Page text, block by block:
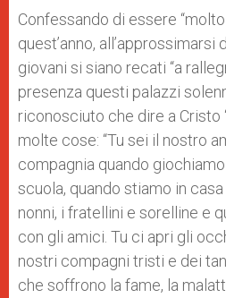
Confessando di essere
quest’anno, all’approssimarsi
giovani si siano recati “a
presenza questi palazzi
riconosciuto che dire a Cristo
molte cose: “Tu sei il nostro
compagnia quando
scuola, quando stiamo in
nonni, i fratellini e sorelline e
con gli amici. Tu ci apri gli
nostri compagni tristi e dei
che soffrono la fame, la